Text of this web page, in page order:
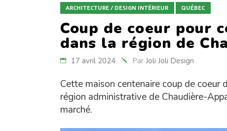
ARCHITECTURE / DESIGN INTÉRIEUR QUÉBEC
Coup de coeur pour
dans la région de
17 avril 2024 Par Joli Joli Design
Cette maison centenaire coup de
région administrative de Chaudière-
marché.